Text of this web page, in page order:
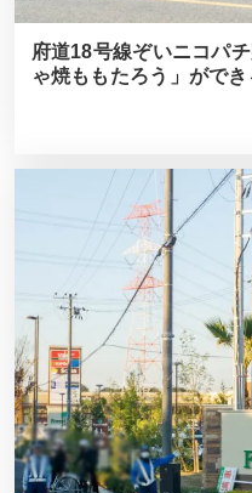
府道18号線ぞいニコパ
ゃ焼ももたろう」がで